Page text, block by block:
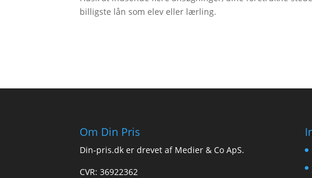
billigste lån som elev eller lærling.
Om Din Pris
Din-pris.dk er drevet af Medier & Co ApS.
CVR: 36922362